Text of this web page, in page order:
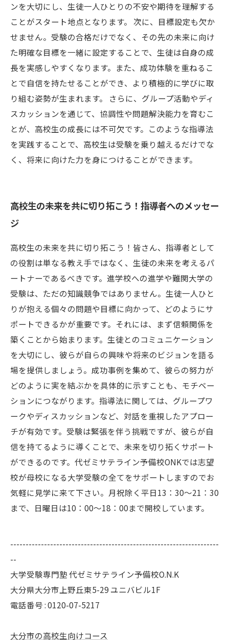
ンを大切にし、生徒一人ひとりの不安や期待を理解する
ことがスタート地点となります。 次に、目標設定も欠か
せません。受験の合格だけでなく、その先の未来に向け
た明確な目標を一緒に設定することで、生徒は自身の成
長を実感しやすくなります。また、成功体験を重ねるこ
とで自信を持たせることができ、より積極的に学びに取
り組む姿勢が生まれます。 さらに、グループ活動やディ
スカッションを通じて、協調性や問題解決能力を育むこ
とが、高校生の成長には不可欠です。このような指導法
を実践することで、高校生は受験を乗り越えるだけでな
く、将来に向けた力を身につけることができます。
高校生の未来を共に切り拓こう！指導者へのメッセー
ジ
高校生の未来を共に切り拓こう！皆さん、指導者として
の役割は単なる教え手ではなく、生徒の未来を考えるパ
ートナーであるべきです。進学校への進学や難関大学の
受験は、ただの知識競争ではありません。生徒一人ひと
りが抱える個々の問題や目標に向かって、どのようにサ
ポートできるかが重要です。それには、まず信頼関係を
築くことから始まります。生徒とのコミュニケーション
を大切にし、彼らが自らの興味や将来のビジョンを語る
場を提供しましょう。成功事例を集めて、彼らの努力が
どのように実を結ぶかを具体的に示すことも、モチベー
ションにつながります。指導法に関しては、グループワ
ークやディスカッションなど、対話を重視したアプロー
チが有効です。受験は緊張を伴う挑戦ですが、彼らが自
信を持てるように導くことで、未来を切り拓くサポート
ができるのです。代ゼミサテライン予備校ONKでは志望
校が母校になる大学受験の全てをサポートしますのでお
気軽に見学に来て下さい。月祝除く平日13：30～21：30
まで、日曜日は10：00～18：00まで開校しています。
--------------------------------------------------------------------
--
大学受験専門塾 代ゼミサテライン予備校O.N.K
大分県大分市上野丘東5-29 ユニバビル1F
電話番号 : 0120-07-5217
大分市の高校生向けコース